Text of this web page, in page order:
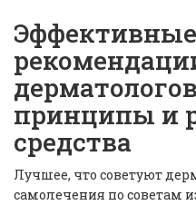
Эффективные
принципы и
средства
Лучшее, что советуют
самолечения по советам